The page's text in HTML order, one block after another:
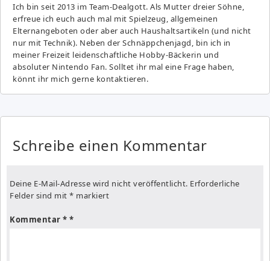
Ich bin seit 2013 im Team-Dealgott. Als Mutter dreier Söhne,
erfreue ich euch auch mal mit Spielzeug, allgemeinen
Elternangeboten oder aber auch Haushaltsartikeln (und nicht
nur mit Technik). Neben der Schnäppchenjagd, bin ich in
meiner Freizeit leidenschaftliche Hobby-Bäckerin und
absoluter Nintendo Fan. Solltet ihr mal eine Frage haben,
könnt ihr mich gerne kontaktieren.
Schreibe einen Kommentar
Deine E-Mail-Adresse wird nicht veröffentlicht. Erforderliche
Felder sind mit * markiert
Kommentar *